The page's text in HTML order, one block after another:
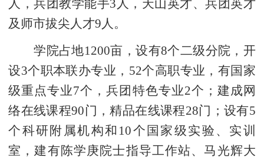
人，兵团教学能手3人，天山英才、兵团英才
及师市拔尖人才9人。
学院占地1200亩，设有8个二级分院，开
设3个职本联办专业，52个高职专业，有国家
级重点专业7个，兵团特色专业2个；建成网
络在线课程90门，精品在线课程28门；设有5
个科研附属机构和10个国家级实验、实训
室，建有陈学庚院士指导工作站、马光辉大